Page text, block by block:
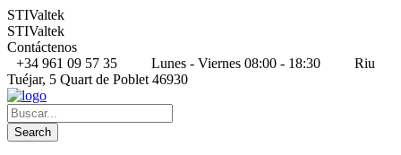
STIValtek
STIValtek
Contáctenos
+34 961 09 57 35
Lunes - Viernes 08:00 - 18:30
Riu
Tuéjar, 5 Quart de Poblet 46930